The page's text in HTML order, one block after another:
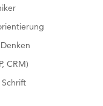
CRM)